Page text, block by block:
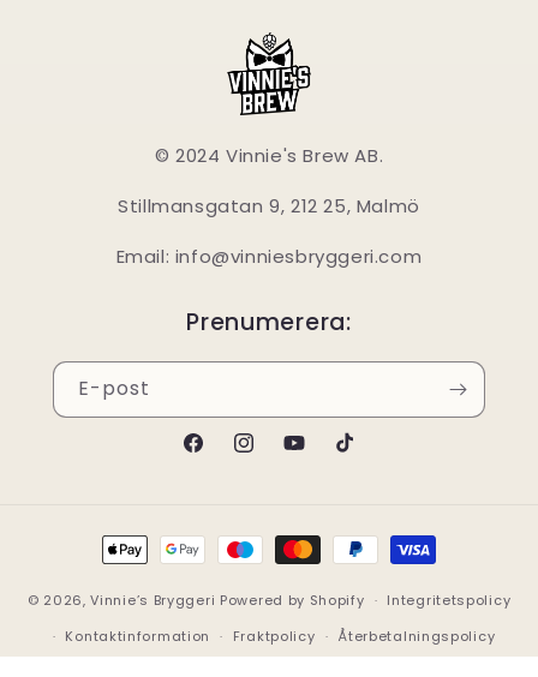
© 2024 Vinnie's Brew AB.
Stillmansgatan 9, 212 25, Malmö
Email: info@vinniesbryggeri.com
Prenumerera:
E-post
FacebookInstagramYouTubeTikTok
Betalningsmetoder
© 2026,Vinnie’s Bryggeri Powered by Shopify
Integritetspolicy
Kontaktinformation
Fraktpolicy Återbetalningspolicy